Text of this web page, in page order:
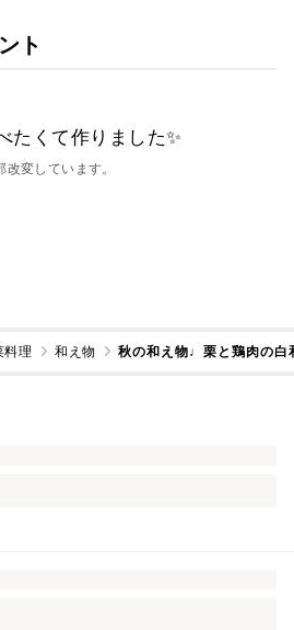
ト
たくて作りました✨
変しています。
料理 和え物 秋の和え物♩栗と鶏肉の白